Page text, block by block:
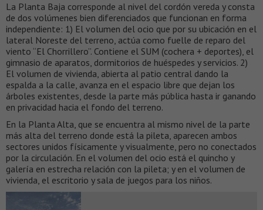
La Planta Baja corresponde al nivel del cordón vereda y consta
de dos volúmenes bien diferenciados que funcionan en forma
independiente: 1) El volumen del ocio que por su ubicación en el
lateral Noreste del terreno, actúa como fuelle de reparo del
viento “El Chorrillero”. Contiene el SUM (cochera + deportes), el
gimnasio de aparatos, dormitorios de huéspedes y servicios. 2)
El volumen de vivienda, abierta al patio central dando la
espalda a la calle, avanza en el espacio libre que dejan los
árboles existentes, desde la parte más pública hasta ir ganando
en privacidad hacia el fondo del terreno.
En la Planta Alta, que se encuentra al mismo nivel de la parte
más alta del terreno donde está la pileta, aparecen ambos
sectores unidos físicamente y visualmente, pero no conectados
por la circulación. En el volumen del ocio está el quincho y
galería en estrecha relación con la pileta; y en el volumen de
vivienda, el escritorio y sala de juegos para los niños.